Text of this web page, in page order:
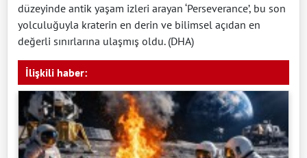
düzeyinde antik yaşam izleri arayan ‘Perseverance’, bu son
yolculuğuyla kraterin en derin ve bilimsel açıdan en
değerli sınırlarına ulaşmış oldu. (DHA)
İlişkili haber: